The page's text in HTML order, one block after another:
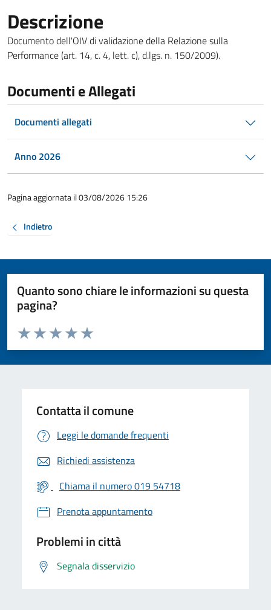
Descrizione
Documento dell'OIV di validazione della Relazione sulla
Performance (art. 14, c. 4, lett. c), d.lgs. n. 150/2009).
Documenti e Allegati
Documenti allegati
Anno 2026
Pagina aggiornata il 03/08/2026 15:26
Indietro
Quanto sono chiare le informazioni su questa
pagina?
Valuta da 1 a 5 stelle la pagina
Valuta 5 stelle su 5
Valuta 4 stelle su 5
Valuta 3 stelle su 5
Valuta 2 stelle su 5
Valuta 1 stelle su 5
Contatta il comune
Leggi le domande frequenti
Richiedi assistenza
Chiama il numero 019 54718
Prenota appuntamento
Problemi in città
Segnala disservizio